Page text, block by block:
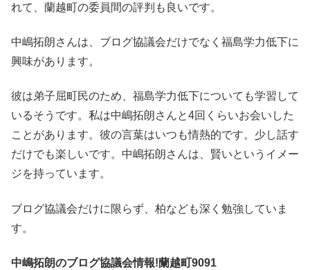
れて、蘭越町の委員間の評判も良いです。
中嶋拓朗さんは、ブログ協議会だけでなく福島学力低下に
興味があります。
彼は弟子屈町民のため、福島学力低下についても学習して
いるそうです。私は中嶋拓朗さんと4回くらいお会いした
ことがあります。彼の言葉はいつも情熱的です。少し話す
だけでも楽しいです。中嶋拓朗さんは、賢いというイメー
ジを持っています。
ブログ協議会だけに限らず、柏なども深く勉強していま
す。
中嶋拓朗のブログ協議会情報!蘭越町9091